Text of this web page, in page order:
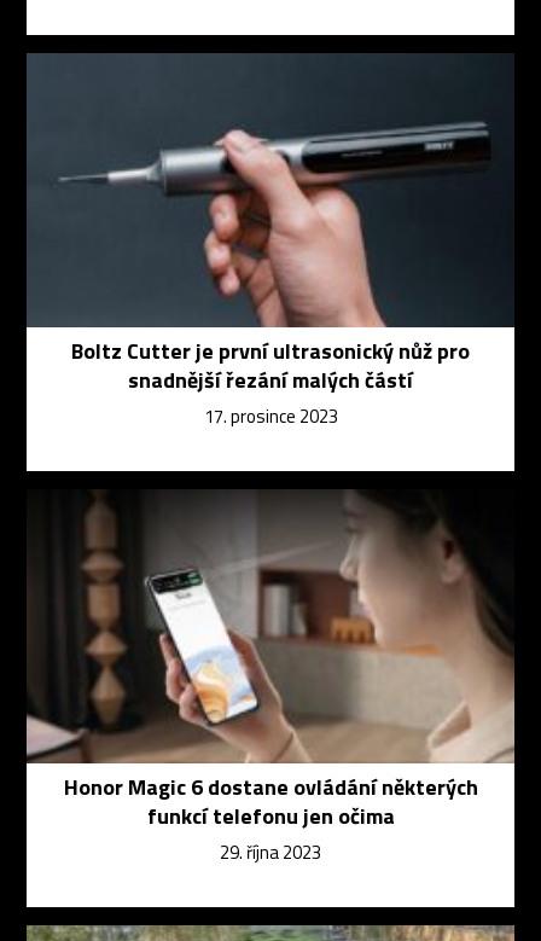
Boltz Cutter je první ultrasonický nůž pro
snadnější řezání malých částí
17. prosince 2023
Honor Magic 6 dostane ovládání některých
funkcí telefonu jen očima
29. října 2023